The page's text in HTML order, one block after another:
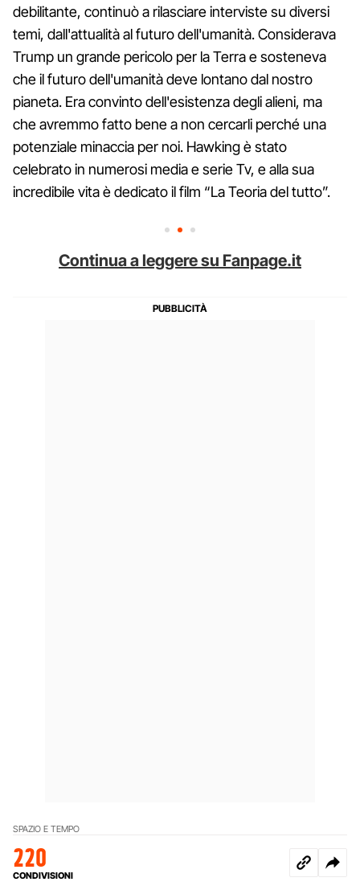
debilitante, continuò a rilasciare interviste su diversi
temi, dall'attualità al futuro dell'umanità. Considerava
Trump un grande pericolo per la Terra e sosteneva
che il futuro dell'umanità deve lontano dal nostro
pianeta. Era convinto dell'esistenza degli alieni, ma
che avremmo fatto bene a non cercarli perché una
potenziale minaccia per noi. Hawking è stato
celebrato in numerosi media e serie Tv, e alla sua
incredibile vita è dedicato il film “La Teoria del tutto”.
Continua a leggere su Fanpage.it
SPAZIO E TEMPO
220
CONDIVISIONI